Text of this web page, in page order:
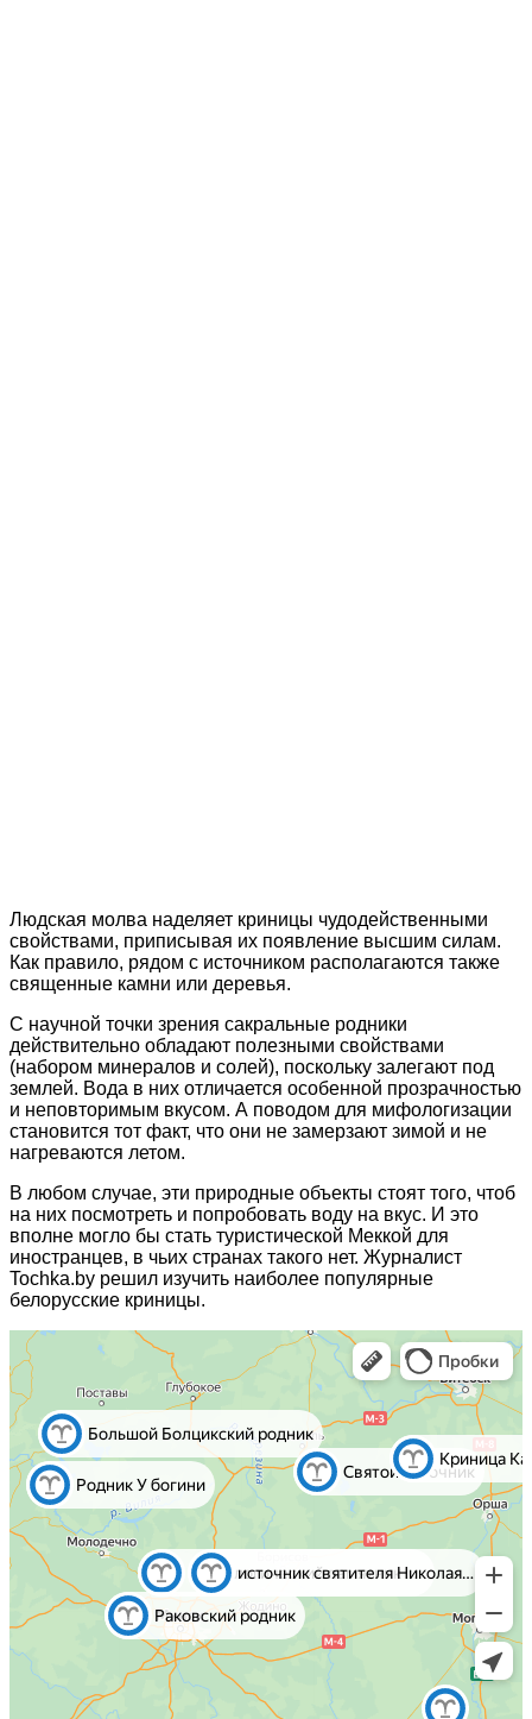
Людская молва наделяет криницы чудодейственными
свойствами, приписывая их появление высшим силам.
Как правило, рядом с источником располагаются также
священные камни или деревья.
С научной точки зрения сакральные родники
действительно обладают полезными свойствами
(набором минералов и солей), поскольку залегают под
землей. Вода в них отличается особенной прозрачностью
и неповторимым вкусом. А поводом для мифологизации
становится тот факт, что они не замерзают зимой и не
нагреваются летом.
В любом случае, эти природные объекты стоят того, чтоб
на них посмотреть и попробовать воду на вкус. И это
вполне могло бы стать туристической Меккой для
иностранцев, в чьих странах такого нет. Журналист
Tochka.by решил изучить наиболее популярные
белорусские криницы.